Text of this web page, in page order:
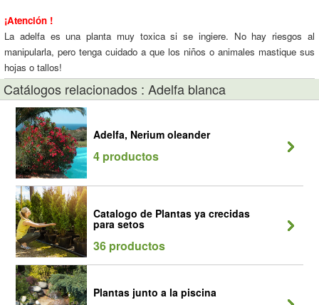
¡Atención !
La adelfa es una planta muy toxica si se ingiere. No hay riesgos al
manipularla, pero tenga cuidado a que los niños o animales mastique sus
hojas o tallos!
Catálogos relacionados : Adelfa blanca
Adelfa, Nerium oleander
4 productos
Catalogo de Plantas ya crecidas
para setos
36 productos
Plantas junto a la piscina